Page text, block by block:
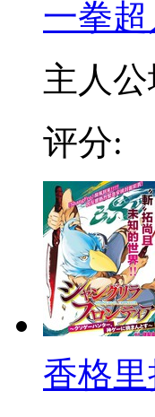
一拳超
主人
评分:
香格